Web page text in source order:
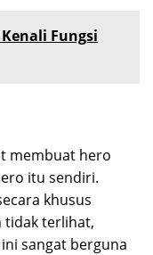
Fungsi
membuat hero
itu sendiri.
khusus
tidak terlihat,
sangat berguna